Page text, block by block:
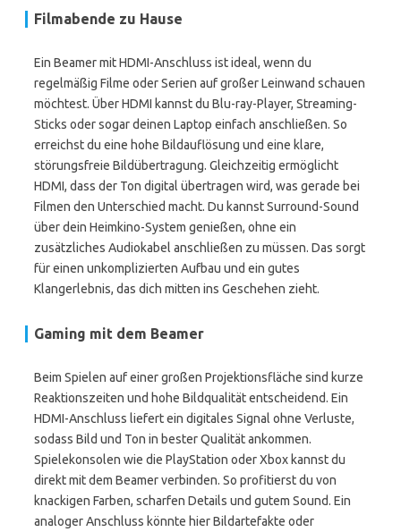
Filmabende zu Hause
Ein Beamer mit HDMI-Anschluss ist ideal, wenn du
regelmäßig Filme oder Serien auf großer Leinwand schauen
möchtest. Über HDMI kannst du Blu-ray-Player, Streaming-
Sticks oder sogar deinen Laptop einfach anschließen. So
erreichst du eine hohe Bildauflösung und eine klare,
störungsfreie Bildübertragung. Gleichzeitig ermöglicht
HDMI, dass der Ton digital übertragen wird, was gerade bei
Filmen den Unterschied macht. Du kannst Surround-Sound
über dein Heimkino-System genießen, ohne ein
zusätzliches Audiokabel anschließen zu müssen. Das sorgt
für einen unkomplizierten Aufbau und ein gutes
Klangerlebnis, das dich mitten ins Geschehen zieht.
Gaming mit dem Beamer
Beim Spielen auf einer großen Projektionsfläche sind kurze
Reaktionszeiten und hohe Bildqualität entscheidend. Ein
HDMI-Anschluss liefert ein digitales Signal ohne Verluste,
sodass Bild und Ton in bester Qualität ankommen.
Spielekonsolen wie die PlayStation oder Xbox kannst du
direkt mit dem Beamer verbinden. So profitierst du von
knackigen Farben, scharfen Details und gutem Sound. Ein
analoger Anschluss könnte hier Bildartefakte oder